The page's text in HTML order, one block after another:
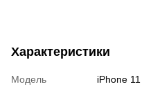
Характеристики
Модель
iPhone 11